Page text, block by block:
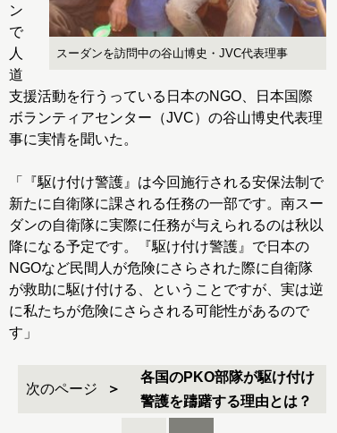
スーダンを訪問中の谷山博史・JVC代表理事
ン
で
人
道
支援活動を行うっている日本のNGO、日本国際
ボランティアセンター（JVC）の谷山博史代表理
事に実情を聞いた。
「『駆け付け警護』は今回施行される安保法制で
新たに自衛隊に課される任務の一部です。南スー
ダンの自衛隊に実際に任務が与えられるのは秋以
降になる予定です。『駆け付け警護』で日本の
NGOなど民間人が危険にさらされた際に自衛隊
が救助に駆け付ける、ということですが、実は逆
に私たちが危険にさらされる可能性があるので
す」
次のページ
各国のPKO部隊が駆け付け
警護を躊躇する理由とは？